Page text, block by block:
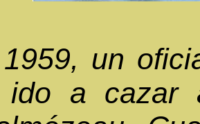
un
ido a cazar